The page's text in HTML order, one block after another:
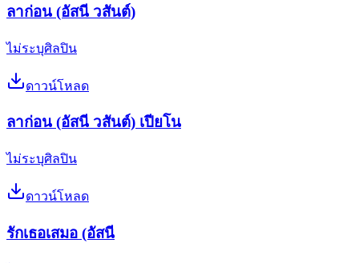
ลาก่อน (อัสนี วสันต์)
ไม่ระบุศิลปิน
ดาวน์โหลด
ลาก่อน (อัสนี วสันต์) เปียโน
ไม่ระบุศิลปิน
ดาวน์โหลด
รักเธอเสมอ (อัสนี